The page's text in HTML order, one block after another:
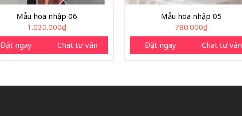
Mẫu hoa nhập 06
1.030.000₫
Đặt ngay
Chat tư vấn
Mẫu hoa nhập 05
780.000₫
Đặt ngay
Chat tư vấn